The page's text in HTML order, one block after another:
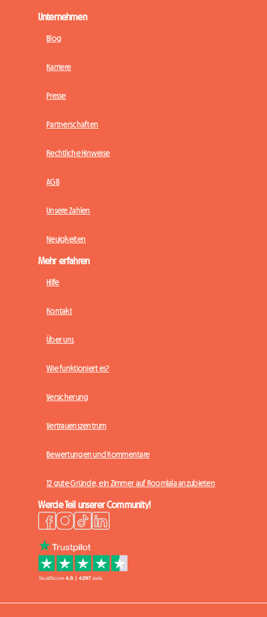
Unternehmen
Blog
Karriere
Presse
Partnerschaften
Rechtliche Hinweise
AGB
Unsere Zahlen
Neuigkeiten
Mehr erfahren
Hilfe
Kontakt
Über uns
Wie funktioniert es?
Versicherung
Vertrauenszentrum
Bewertungen und Kommentare
12 gute Gründe, ein Zimmer auf Roomlala anzubieten
Werde Teil unserer Community!